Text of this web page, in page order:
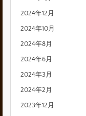
2024年12月
2024年10月
2024年8月
2024年6月
2024年3月
2024年2月
2023年12月